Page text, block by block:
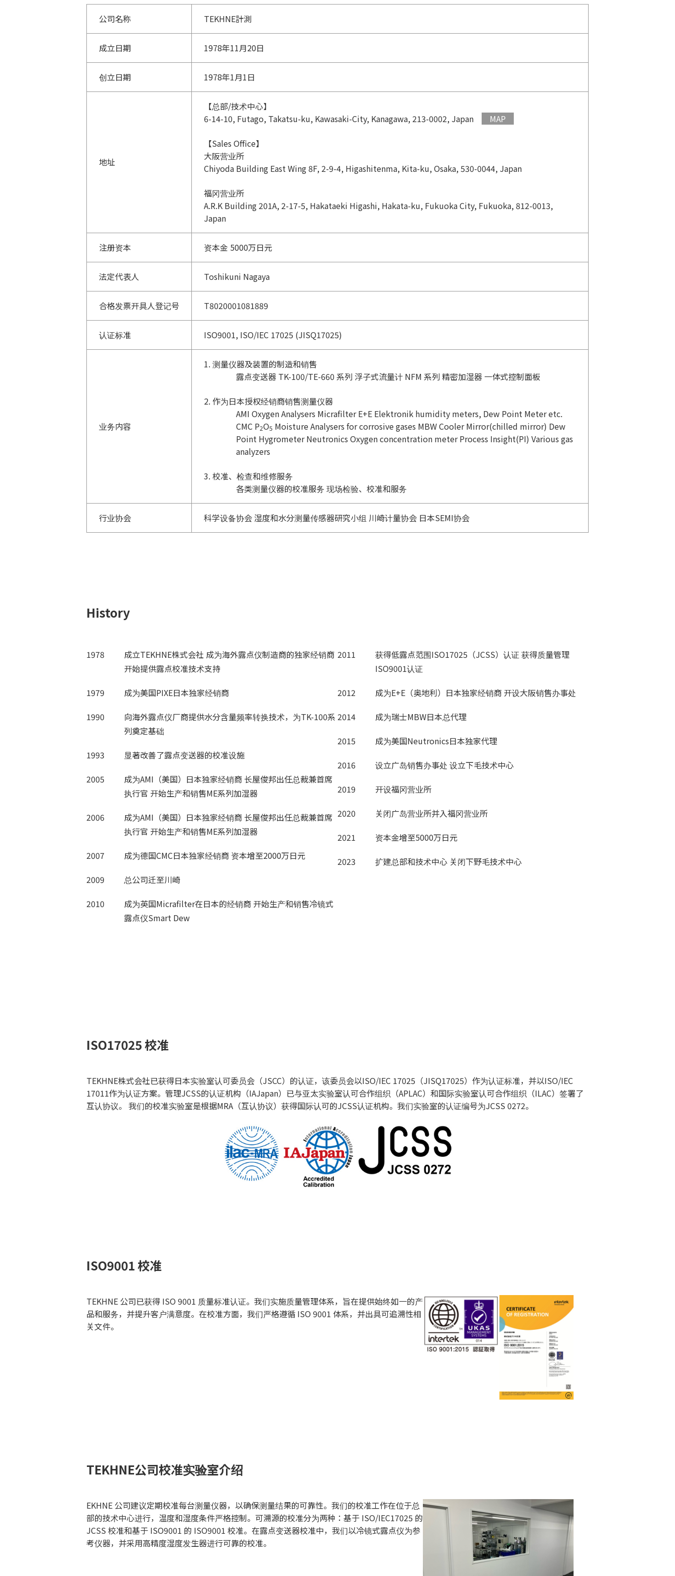
公司名称 TEKHNE計測
成立日期 1978年11月20日
创立日期 1978年1月1日
地址
【总部/技术中心】
6-14-10, Futago, Takatsu-ku, Kawasaki-City, Kanagawa, 213-0002, Japan
MAP
【Sales Office】
大阪营业所
Chiyoda Building East Wing 8F, 2-9-4, Higashitenma, Kita-ku, Osaka, 530-0044, Japan
福冈营业所
A.R.K Building 201A, 2-17-5, Hakataeki Higashi, Hakata-ku, Fukuoka City, Fukuoka, 812-0013,
Japan
注册资本 资本金 5000万日元
法定代表人 Toshikuni Nagaya
合格发票开具人登记号 T8020001081889
认证标准 ISO9001, ISO/IEC 17025 (JISQ17025)
业务内容
1. 测量仪器及装置的制造和销售
露点变送器 TK-100/TE-660 系列 浮子式流量计 NFM 系列 精密加湿器 一体式控制面板
2. 作为日本授权经销商销售测量仪器
AMI Oxygen Analysers Micrafilter E+E Elektronik humidity meters, Dew Point Meter etc.
CMC P2O5 Moisture Analysers for corrosive gases MBW Cooler Mirror(chilled mirror) Dew
Point Hygrometer Neutronics Oxygen concentration meter Process Insight(PI) Various gas
analyzers
3. 校准、检查和维修服务
各类测量仪器的校准服务 现场检验、校准和服务
行业协会 科学设备协会 湿度和水分测量传感器研究小组 川崎计量协会 日本SEMI协会
History
1978
成立TEKHNE株式会社 成为海外露点仪制造商的独家经销商
开始提供露点校准技术支持
1979
成为美国PIXE日本独家经销商
1990
向海外露点仪厂商提供水分含量频率转换技术，为TK-100系
列奠定基础
1993
显著改善了露点变送器的校准设施
2005
成为AMI（美国）日本独家经销商 长屋俊邦出任总裁兼首席
执行官 开始生产和销售ME系列加湿器
2006
成为AMI（美国）日本独家经销商 长屋俊邦出任总裁兼首席
执行官 开始生产和销售ME系列加湿器
2007
成为德国CMC日本独家经销商 资本增至2000万日元
2009
总公司迁至川崎
2010
成为英国Micrafilter在日本的经销商 开始生产和销售冷镜式
露点仪Smart Dew
2011
获得低露点范围ISO17025（JCSS）认证 获得质量管理
ISO9001认证
2012
成为E+E（奥地利）日本独家经销商 开设大阪销售办事处
2014
成为瑞士MBW日本总代理
2015
成为美国Neutronics日本独家代理
2016
设立广岛销售办事处 设立下毛技术中心
2019
开设福冈营业所
2020
关闭广岛营业所并入福冈营业所
2021
资本金增至5000万日元
2023
扩建总部和技术中心 关闭下野毛技术中心
ISO17025 校准
TEKHNE株式会社已获得日本实验室认可委员会（JSCC）的认证，该委员会以ISO/IEC 17025（JISQ17025）作为认证标准，并以ISO/IEC
17011作为认证方案。管理JCSS的认证机构（IAJapan）已与亚太实验室认可合作组织（APLAC）和国际实验室认可合作组织（ILAC）签署了
互认协议。 我们的校准实验室是根据MRA（互认协议）获得国际认可的JCSS认证机构。我们实验室的认证编号为JCSS 0272。
ISO9001 校准
TEKHNE 公司已获得 ISO 9001 质量标准认证。我们实施质量管理体系，旨在提供始终如一的产
品和服务，并提升客户满意度。在校准方面，我们严格遵循 ISO 9001 体系，并出具可追溯性相
关文件。
TEKHNE公司校准实验室介绍
EKHNE 公司建议定期校准每台测量仪器，以确保测量结果的可靠性。我们的校准工作在位于总
部的技术中心进行，温度和湿度条件严格控制。可溯源的校准分为两种：基于 ISO/IEC17025 的
JCSS 校准和基于 ISO9001 的 ISO9001 校准。在露点变送器校准中，我们以冷镜式露点仪为参
考仪器，并采用高精度湿度发生器进行可靠的校准。